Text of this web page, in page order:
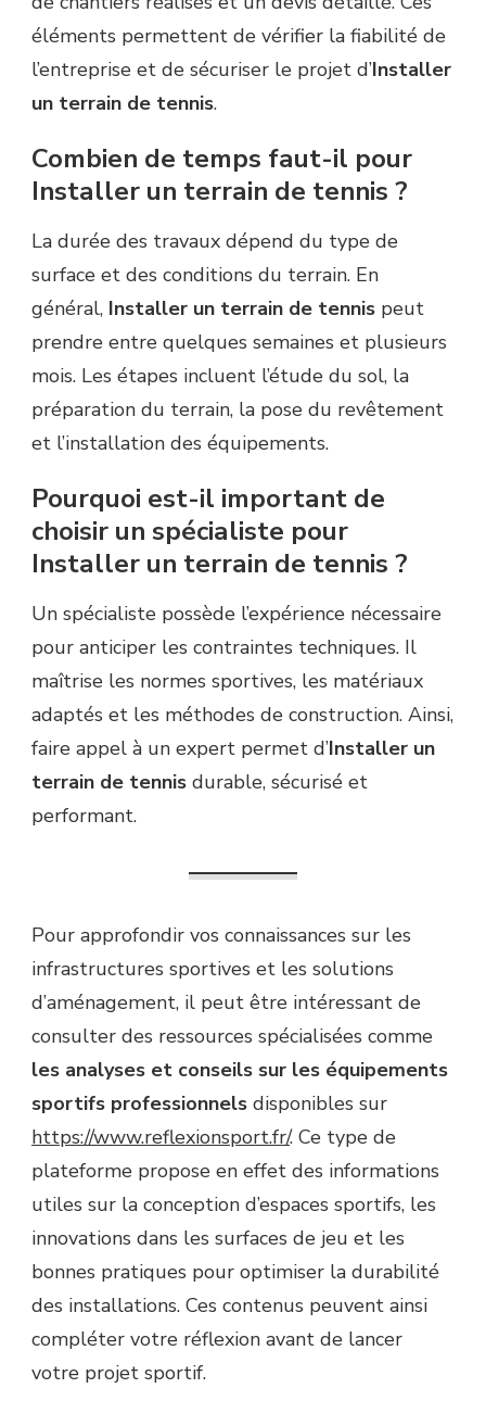
éléments permettent de vérifier la fiabilité de
l’entreprise et de sécuriser le projet d’Installer
un terrain de tennis.
Combien de temps faut-il pour
Installer un terrain de tennis ?
La durée des travaux dépend du type de
surface et des conditions du terrain. En
général, Installer un terrain de tennis peut
prendre entre quelques semaines et plusieurs
mois. Les étapes incluent l’étude du sol, la
préparation du terrain, la pose du revêtement
et l’installation des équipements.
Pourquoi est-il important de
choisir un spécialiste pour
Installer un terrain de tennis ?
Un spécialiste possède l’expérience nécessaire
pour anticiper les contraintes techniques. Il
maîtrise les normes sportives, les matériaux
adaptés et les méthodes de construction. Ainsi,
faire appel à un expert permet d’Installer un
terrain de tennis durable, sécurisé et
performant.
Pour approfondir vos connaissances sur les
infrastructures sportives et les solutions
d’aménagement, il peut être intéressant de
consulter des ressources spécialisées comme
les analyses et conseils sur les équipements
sportifs professionnels disponibles sur
https://www.reflexionsport.fr/. Ce type de
plateforme propose en effet des informations
utiles sur la conception d’espaces sportifs, les
innovations dans les surfaces de jeu et les
bonnes pratiques pour optimiser la durabilité
des installations. Ces contenus peuvent ainsi
compléter votre réflexion avant de lancer
votre projet sportif.